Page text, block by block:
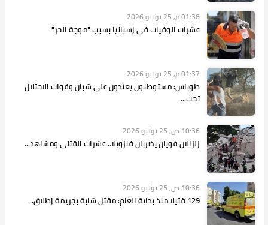
01:38 م, 25 يونيو 2026
عشرات الوفيات في إسبانيا بسبب "موجة الحر"
01:37 م, 25 يونيو 2026
طوباس: مستوطنون يعتدون على شبان وقوات الاحتلال
تحت...
10:36 ص, 25 يونيو 2026
زلزالان قويان يضربان فنزويلا.. عشرات القتلى ومشاهد...
10:36 ص, 25 يونيو 2026
129 قتيلا منذ بداية العام: مقتل شابة بجريمة إطلاق...